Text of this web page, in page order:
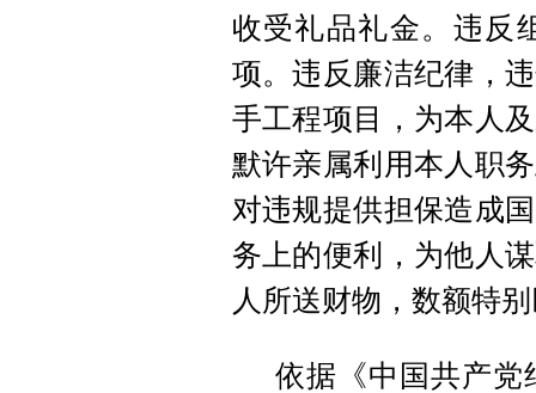
收受礼品礼金。违反
项。违反廉洁纪律，
手工程项目，为本人
默许亲属利用本人职
对违规提供担保造成
务上的便利，为他人
人所送财物，数额特
依据《中国共产党